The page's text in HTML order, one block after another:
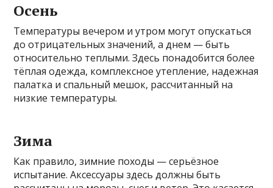
Осень
Температуры вечером и утром могут опускаться
до отрицательных значений, а днем — быть
относительно теплыми. Здесь понадобится более
тёплая одежда, комплексное утепление, надежная
палатка и спальный мешок, рассчитанный на
низкие температуры.
Зима
Как правило, зимние походы — серьёзное
испытание. Аксессуары здесь должны быть